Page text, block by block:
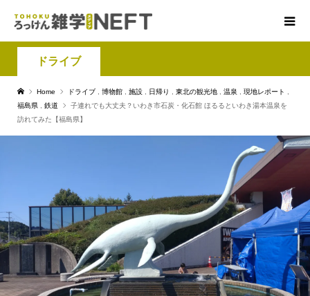
ドライブ
Home ドライブ 博物館 施設 日帰り 東北の観光地 温泉 現地レポート
福島県
鉄道
子連れでも大丈夫？いわき市石炭・化石館 ほるるといわき湯本温泉を
訪れてみた【福島県】